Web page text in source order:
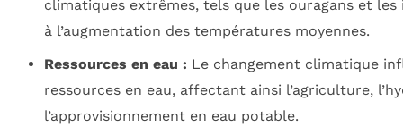
climatiques extrêmes, tels que les ouragans et
à l’augmentation des températures moyennes.
Ressources en eau : Le changement climatique
ressources en eau, affectant ainsi l’agriculture,
l’approvisionnement en eau potable.